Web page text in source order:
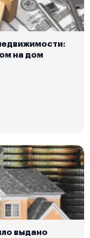
на дом
выдано